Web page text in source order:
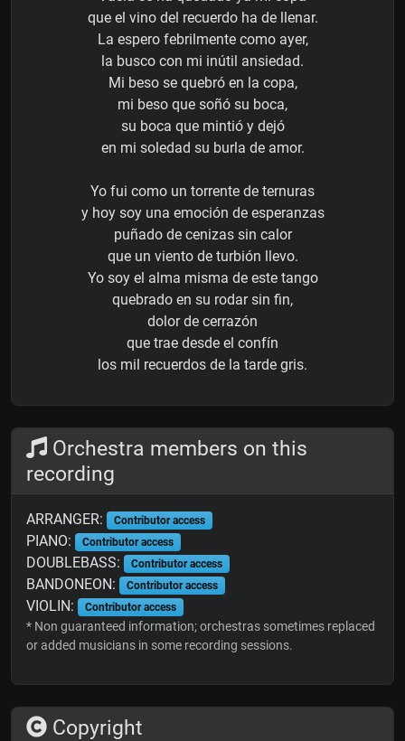
que el vino del recuerdo ha de llenar.
La espero febrilmente como ayer,
la busco con mi inútil ansiedad.
Mi beso se quebró en la copa,
mi beso que soñó su boca,
su boca que mintió y dejó
en mi soledad su burla de amor.
Yo fui como un torrente de ternuras
y hoy soy una emoción de esperanzas
puñado de cenizas sin calor
que un viento de turbión llevo.
Yo soy el alma misma de este tango
quebrado en su rodar sin fin,
dolor de cerrazón
que trae desde el confín
los mil recuerdos de la tarde gris.
Orchestra members on this
recording
ARRANGER: Contributor access
PIANO: Contributor access
DOUBLEBASS: Contributor access
BANDONEON: Contributor access
VIOLIN: Contributor access
* Non guaranteed information; orchestras sometimes replaced
or added musicians in some recording sessions.
Copyright